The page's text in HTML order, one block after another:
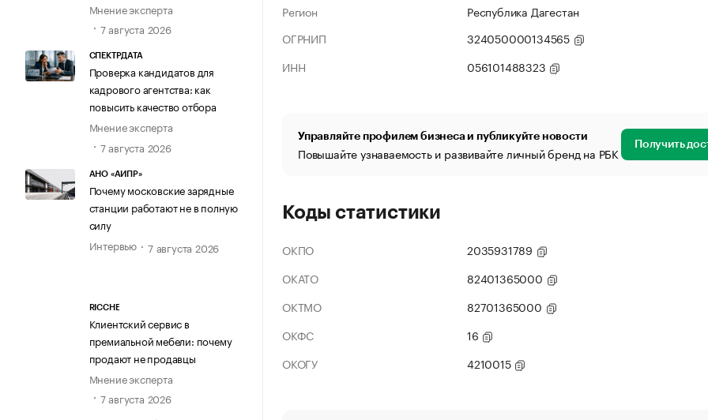
Мнение эксперта
7 августа 2026
СПЕКТРДАТА
Проверка кандидатов для
кадрового агентства: как
повысить качество отбора
Мнение эксперта
7 августа 2026
АНО «АИПР»
Почему московские зарядные
станции работают не в полную
силу
Интервью
7 августа 2026
RICCHE
Клиентский сервис в
премиальной мебели: почему
продают не продавцы
Мнение эксперта
7 августа 2026
Регион
Республика Дагестан
ОГРНИП
324050000134565
ИНН
056101488323
Управляйте профилем бизнеса и публикуйте новости
Повышайте узнаваемость и развивайте личный бренд на РБК Получить
Коды статистики
ОКПО
2035931789
ОКАТО
82401365000
ОКТМО
82701365000
ОКФС
16
ОКОГУ
4210015